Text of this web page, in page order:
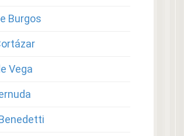
Burgos
Vega